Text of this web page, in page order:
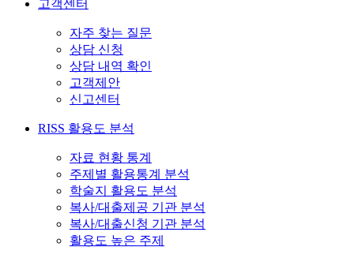
고객센터
자주 찾는 질문
상담 신청
상담 내역 확인
고객제안
신고센터
RISS 활용도 분석
자료 현황 통계
주제별 활용통계 분석
학술지 활용도 분석
복사/대출제공 기관 분석
복사/대출신청 기관 분석
활용도 높은 주제